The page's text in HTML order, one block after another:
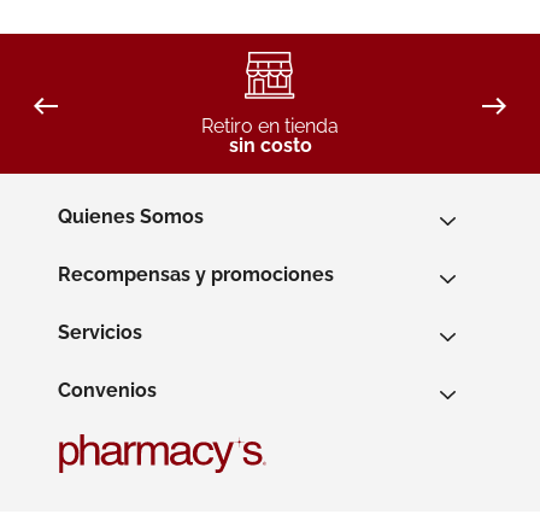
Retiro en tienda
sin costo
Quienes Somos
Recompensas y promociones
Servicios
Convenios